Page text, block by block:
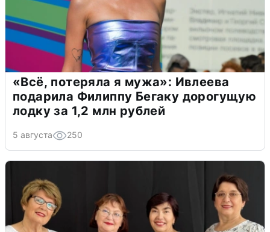
«Всё, потеряла я мужа»: Ивлеева
подарила Филиппу Бегаку дорогущую
лодку за 1,2 млн рублей
5 августа 250